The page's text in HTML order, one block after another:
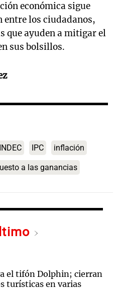
económica sigue
entre los ciudadanos,
que ayuden a mitigar el
sus bolsillos.
INDEC IPC inflación
a las ganancias
el tifón Dolphin; cierran
turísticas en varias